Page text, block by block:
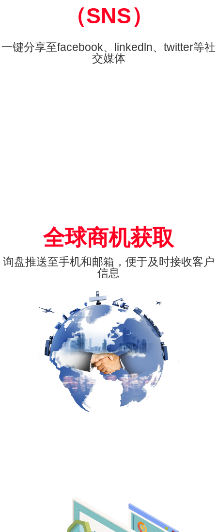
（SNS）
一键分享至facebook、linkedln、twitter等社
交媒体
全球商机获取
询盘推送至手机和邮箱，便于及时接收客户
信息